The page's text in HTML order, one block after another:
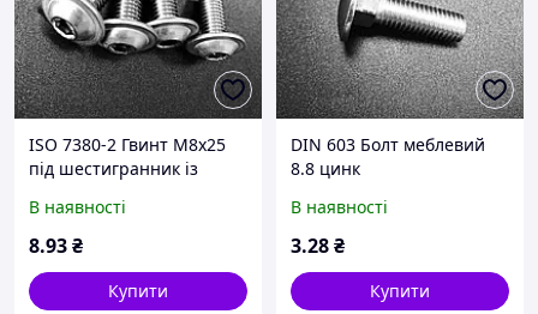
ISO 7380-2 Гвинт М8х25
під шестигранник із
10.9 цинк
В наявності
8.93₴
Купити
DIN 603 Болт меблевий
8.8 цинк
В наявності
3.28₴
Купити